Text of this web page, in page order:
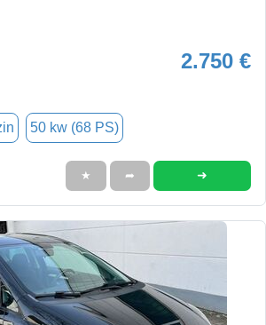
2.750 €
50 kw (68 PS)
★ ➦ ➜